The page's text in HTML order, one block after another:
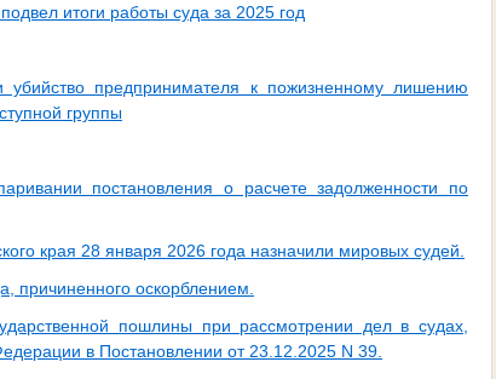
итоги работы суда за 2025 год
предпринимателя к пожизненному лишению
группы
постановления о расчете задолженности по
края 28 января 2026 года назначили мировых судей.
причиненного оскорблением.
пошлины при рассмотрении дел в судах,
в Постановлении от 23.12.2025 N 39.